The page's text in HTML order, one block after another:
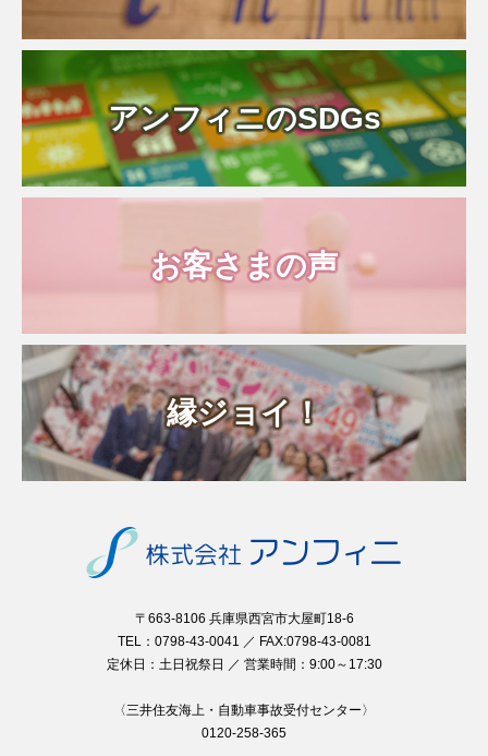
アンフィニのSDGs
お客さまの声
縁ジョイ！
〒663-8106 兵庫県西宮市大屋町18-6
TEL：0798-43-0041 ／ FAX:0798-43-0081
定休日：土日祝祭日 ／ 営業時間：9:00～17:30
〈三井住友海上・自動車事故受付センター〉
0120-258-365